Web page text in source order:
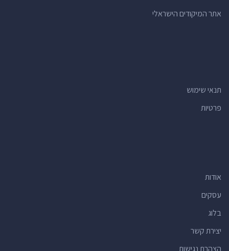
אתר המיקודים הישראלי
תנאי שימוש
פרטיות
אודות
עסקים
בלוג
יצירת קשר